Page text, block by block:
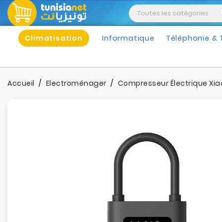
Climatisation Informatique Téléphonie &
Accueil Electroménager Compresseur Électrique